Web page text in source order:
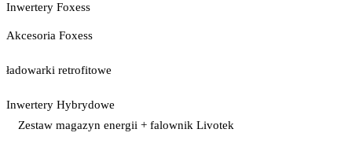
Inwertery Foxess
Akcesoria Foxess
ładowarki retrofitowe
Inwertery Hybrydowe
Zestaw magazyn energii + falownik Livotek